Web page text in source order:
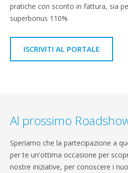
pratiche con sconto in fattura, sia
superbonus 110%
ISCRIVITI AL PORTALE
Al prossimo
Speriamo che la partecipazione a
per te un'ottima occasione per
nostre iniziative, per conoscere i